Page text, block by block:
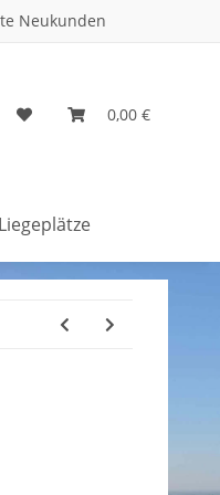
Neukunden
0,00 €
Liegeplätze